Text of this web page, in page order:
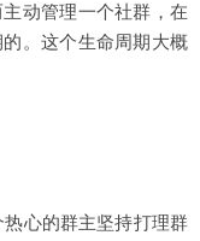
动管理一个社群，在
。这个生命周期大概
心的群主坚持打理群